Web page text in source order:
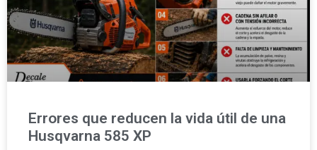
Errores que reducen la vida útil de una
Husqvarna 585 XP